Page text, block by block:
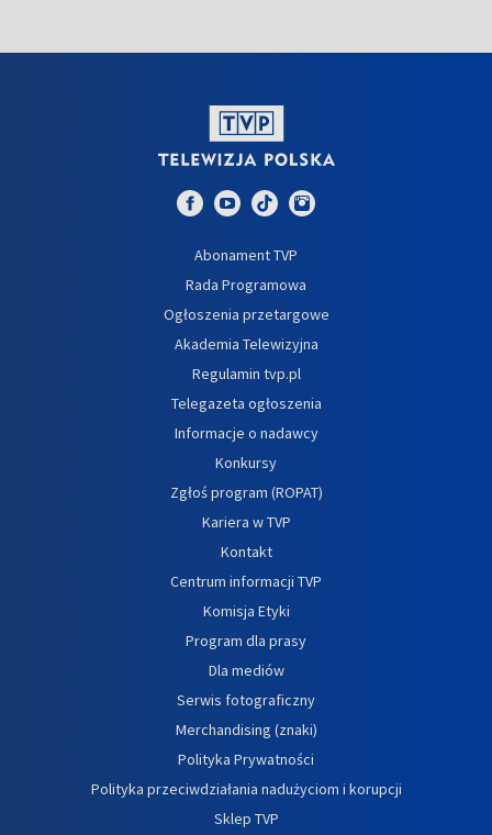
Abonament TVP
Rada Programowa
Ogłoszenia przetargowe
Akademia Telewizyjna
Regulamin tvp.pl
Telegazeta ogłoszenia
Informacje o nadawcy
Konkursy
Zgłoś program (ROPAT)
Kariera w TVP
Kontakt
Centrum informacji TVP
Komisja Etyki
Program dla prasy
Dla mediów
Serwis fotograficzny
Merchandising (znaki)
Polityka Prywatności
Polityka przeciwdziałania nadużyciom i korupcji
Sklep TVP